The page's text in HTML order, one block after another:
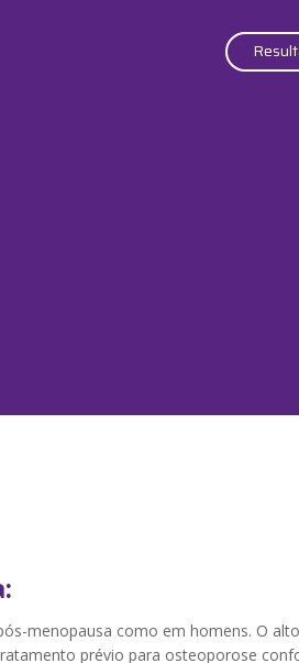
menopausa como em homens. O
prévio para osteoporose